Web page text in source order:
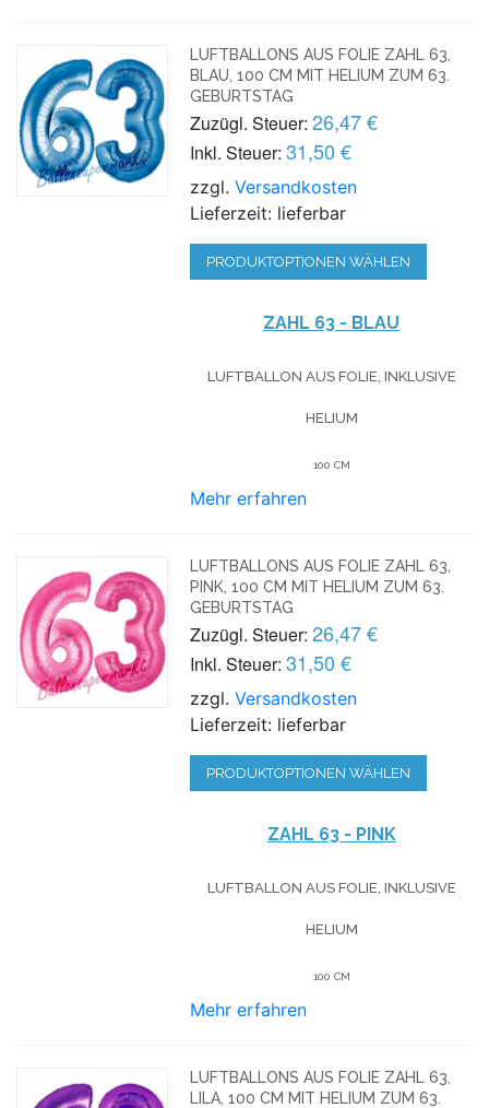
LUFTBALLONS AUS FOLIE ZAHL 63,
BLAU, 100 CM MIT HELIUM ZUM 63.
GEBURTSTAG
Zuzügl. Steuer: 26,47 €
Inkl. Steuer: 31,50 €
zzgl.Versandkosten
Lieferzeit: lieferbar
PRODUKTOPTIONEN WÄHLEN
ZAHL 63 - BLAU
LUFTBALLON AUS FOLIE, INKLUSIVE
HELIUM
100 CM
Mehr erfahren
LUFTBALLONS AUS FOLIE ZAHL 63,
PINK, 100 CM MIT HELIUM ZUM 63.
GEBURTSTAG
Zuzügl. Steuer: 26,47 €
Inkl. Steuer: 31,50 €
zzgl.Versandkosten
Lieferzeit: lieferbar
PRODUKTOPTIONEN WÄHLEN
ZAHL 63 - PINK
LUFTBALLON AUS FOLIE, INKLUSIVE
HELIUM
100 CM
Mehr erfahren
LUFTBALLONS AUS FOLIE ZAHL 63,
LILA, 100 CM MIT HELIUM ZUM 63.